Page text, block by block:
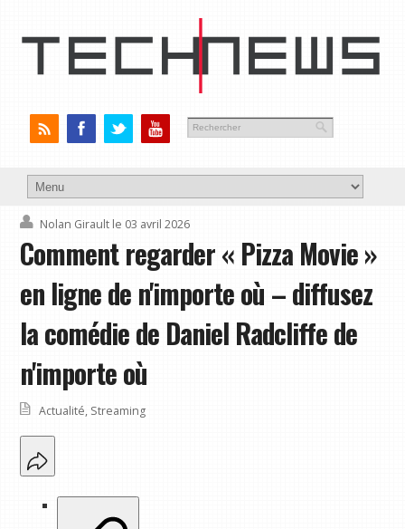
Nolan Girault le 03 avril 2026
Comment regarder « Pizza Movie »
en ligne de n'importe où – diffusez
la comédie de Daniel Radcliffe de
n'importe où
Actualité, Streaming